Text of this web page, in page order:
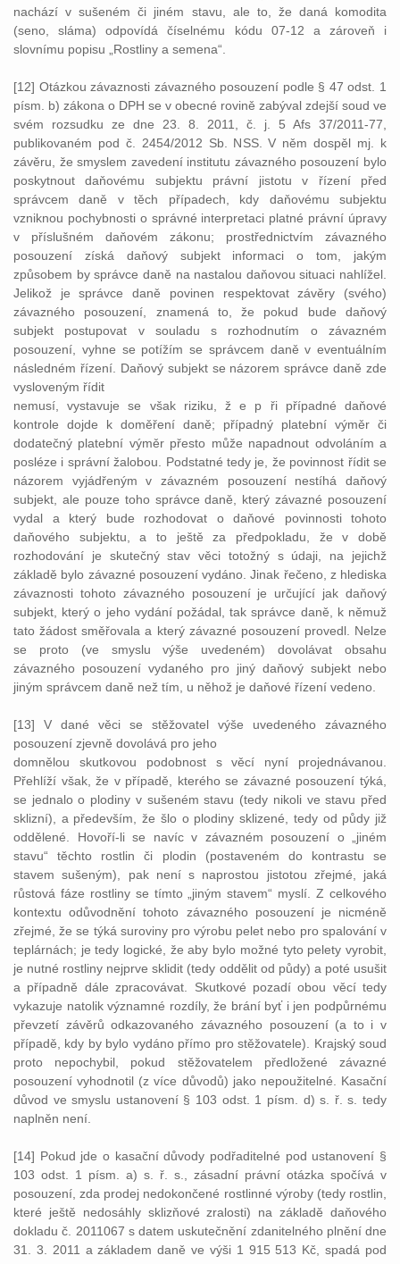
nachází v sušeném či jiném stavu, ale to, že daná komodita
(seno, sláma) odpovídá číselnému kódu 07-12 a zároveň i
slovnímu popisu „Rostliny a semena“.
[12] Otázkou závaznosti závazného posouzení podle § 47 odst. 1
písm. b) zákona o DPH se v obecné rovině zabýval zdejší soud ve
svém rozsudku ze dne 23. 8. 2011, č. j. 5 Afs 37/2011-77,
publikovaném pod č. 2454/2012 Sb. NSS. V něm dospěl mj. k
závěru, že smyslem zavedení institutu závazného posouzení bylo
poskytnout daňovému subjektu právní jistotu v řízení před
správcem daně v těch případech, kdy daňovému subjektu
vzniknou pochybnosti o správné interpretaci platné právní úpravy
v příslušném daňovém zákonu; prostřednictvím závazného
posouzení získá daňový subjekt informaci o tom, jakým
způsobem by správce daně na nastalou daňovou situaci nahlížel.
Jelikož je správce daně povinen respektovat závěry (svého)
závazného posouzení, znamená to, že pokud bude daňový
subjekt postupovat v souladu s rozhodnutím o závazném
posouzení, vyhne se potížím se správcem daně v eventuálním
následném řízení. Daňový subjekt se názorem správce daně zde
vysloveným řídit
nemusí, vystavuje se však riziku, ž e p ři případné daňové
kontrole dojde k doměření daně; případný platební výměr či
dodatečný platební výměr přesto může napadnout odvoláním a
posléze i správní žalobou. Podstatné tedy je, že povinnost řídit se
názorem vyjádřeným v závazném posouzení nestíhá daňový
subjekt, ale pouze toho správce daně, který závazné posouzení
vydal a který bude rozhodovat o daňové povinnosti tohoto
daňového subjektu, a to ještě za předpokladu, že v době
rozhodování je skutečný stav věci totožný s údaji, na jejichž
základě bylo závazné posouzení vydáno. Jinak řečeno, z hlediska
závaznosti tohoto závazného posouzení je určující jak daňový
subjekt, který o jeho vydání požádal, tak správce daně, k němuž
tato žádost směřovala a který závazné posouzení provedl. Nelze
se proto (ve smyslu výše uvedeném) dovolávat obsahu
závazného posouzení vydaného pro jiný daňový subjekt nebo
jiným správcem daně než tím, u něhož je daňové řízení vedeno.
[13] V dané věci se stěžovatel výše uvedeného závazného
posouzení zjevně dovolává pro jeho
domnělou skutkovou podobnost s věcí nyní projednávanou.
Přehlíží však, že v případě, kterého se závazné posouzení týká,
se jednalo o plodiny v sušeném stavu (tedy nikoli ve stavu před
sklizní), a především, že šlo o plodiny sklizené, tedy od půdy již
oddělené. Hovoří-li se navíc v závazném posouzení o „jiném
stavu“ těchto rostlin či plodin (postaveném do kontrastu se
stavem sušeným), pak není s naprostou jistotou zřejmé, jaká
růstová fáze rostliny se tímto „jiným stavem“ myslí. Z celkového
kontextu odůvodnění tohoto závazného posouzení je nicméně
zřejmé, že se týká suroviny pro výrobu pelet nebo pro spalování v
teplárnách; je tedy logické, že aby bylo možné tyto pelety vyrobit,
je nutné rostliny nejprve sklidit (tedy oddělit od půdy) a poté usušit
a případně dále zpracovávat. Skutkové pozadí obou věcí tedy
vykazuje natolik významné rozdíly, že brání byť i jen podpůrnému
převzetí závěrů odkazovaného závazného posouzení (a to i v
případě, kdy by bylo vydáno přímo pro stěžovatele). Krajský soud
proto nepochybil, pokud stěžovatelem předložené závazné
posouzení vyhodnotil (z více důvodů) jako nepoužitelné. Kasační
důvod ve smyslu ustanovení § 103 odst. 1 písm. d) s. ř. s. tedy
naplněn není.
[14] Pokud jde o kasační důvody podřaditelné pod ustanovení §
103 odst. 1 písm. a) s. ř. s., zásadní právní otázka spočívá v
posouzení, zda prodej nedokončené rostlinné výroby (tedy rostlin,
které ještě nedosáhly sklizňové zralosti) na základě daňového
dokladu č. 2011067 s datem uskutečnění zdanitelného plnění dne
31. 3. 2011 a základem daně ve výši 1 915 513 Kč, spadá pod